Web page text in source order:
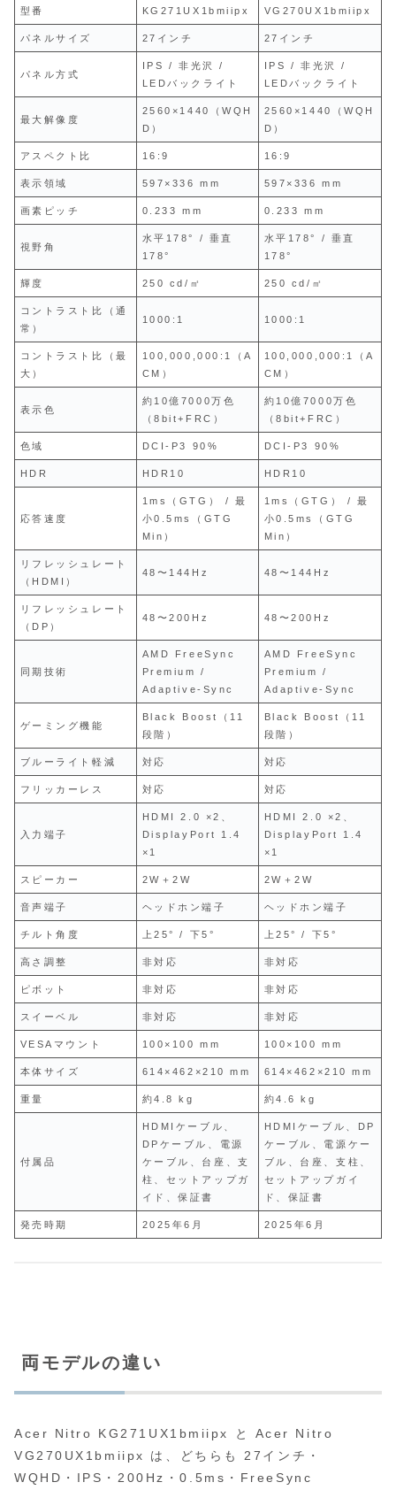
型番 KG271UX1bmiipx VG270UX1bmiipx
パネルサイズ 27インチ 27インチ
パネル方式
IPS / 非光沢 /
LEDバックライト
IPS / 非光沢 /
LEDバックライト
最大解像度
2560×1440（WQH
D）
2560×1440（WQH
D）
アスペクト比 16:9 16:9
表示領域 597×336 mm 597×336 mm
画素ピッチ 0.233 mm 0.233 mm
視野角
水平178° / 垂直
178°
水平178° / 垂直
178°
輝度 250 cd/㎡ 250 cd/㎡
コントラスト比（通
常）
1000:1 1000:1
コントラスト比（最
大）
100,000,000:1（A
CM）
100,000,000:1（A
CM）
表示色
約10億7000万色
（8bit+FRC）
約10億7000万色
（8bit+FRC）
色域 DCI-P3 90% DCI-P3 90%
HDR HDR10 HDR10
応答速度
1ms（GTG） / 最
小0.5ms（GTG
Min）
1ms（GTG） / 最
小0.5ms（GTG
Min）
リフレッシュレート
（HDMI）
48〜144Hz 48〜144Hz
リフレッシュレート
（DP）
48〜200Hz 48〜200Hz
同期技術
AMD FreeSync
Premium /
Adaptive-Sync
AMD FreeSync
Premium /
Adaptive-Sync
ゲーミング機能
Black Boost（11
段階）
Black Boost（11
段階）
ブルーライト軽減 対応 対応
フリッカーレス 対応 対応
入力端子
HDMI 2.0 ×2、
DisplayPort 1.4
×1
HDMI 2.0 ×2、
DisplayPort 1.4
×1
スピーカー 2W＋2W 2W＋2W
音声端子 ヘッドホン端子 ヘッドホン端子
チルト角度 上25° / 下5° 上25° / 下5°
高さ調整 非対応 非対応
ピボット 非対応 非対応
スイーベル 非対応 非対応
VESAマウント 100×100 mm 100×100 mm
本体サイズ 614×462×210 mm 614×462×210 mm
重量 約4.8 kg 約4.6 kg
付属品
HDMIケーブル、
DPケーブル、電源
ケーブル、台座、支
柱、セットアップガ
イド、保証書
HDMIケーブル、DP
ケーブル、電源ケー
ブル、台座、支柱、
セットアップガイ
ド、保証書
発売時期 2025年6月 2025年6月
両モデルの違い
Acer Nitro KG271UX1bmiipx と Acer Nitro
VG270UX1bmiipx は、どちらも 27インチ・
WQHD・IPS・200Hz・0.5ms・FreeSync